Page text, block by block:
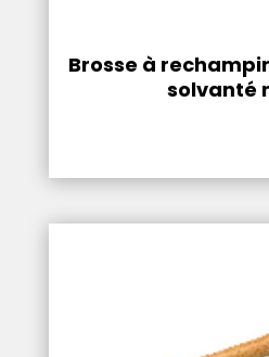
Brosse à
solvanté